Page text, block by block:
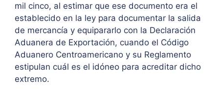
mil cinco, al estimar que ese documento era el
establecido en la ley para documentar la salida
de mercancía y equipararlo con la Declaración
Aduanera de Exportación, cuando el Código
Aduanero Centroamericano y su Reglamento
estipulan cuál es el idóneo para acreditar dicho
extremo.